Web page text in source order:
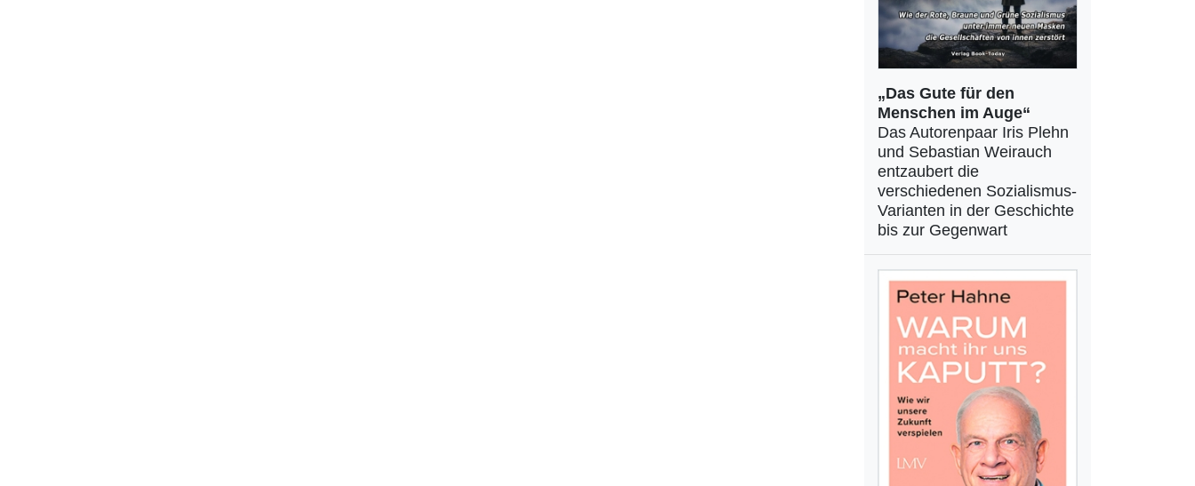
„Das Gute für den
Menschen im Auge“
Das Autorenpaar Iris Plehn
und Sebastian Weirauch
entzaubert die
verschiedenen Sozialismus-
Varianten in der Geschichte
bis zur Gegenwart